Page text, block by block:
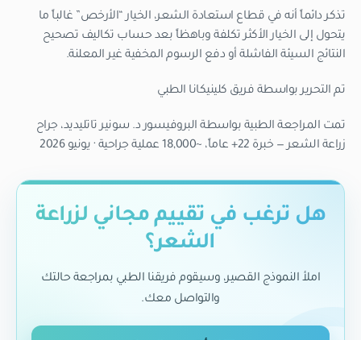
تذكر دائماً أنه في قطاع استعادة الشعر، الخيار “الأرخص” غالباً ما
يتحول إلى الخيار الأكثر تكلفة وباهظاً بعد حساب تكاليف تصحيح
النتائج السيئة الفاشلة أو دفع الرسوم المخفية غير المعلنة.
تم التحرير بواسطة فريق كلينيكانا الطبي
تمت المراجعة الطبية بواسطة البروفيسور د. سونير تاتليديد، جراح
زراعة الشعر — خبرة 22+ عاماً، ~18,000 عملية جراحية · يونيو 2026
هل ترغب في تقييم مجاني لزراعة
الشعر؟
املأ النموذج القصير، وسيقوم فريقنا الطبي بمراجعة حالتك
والتواصل معك.